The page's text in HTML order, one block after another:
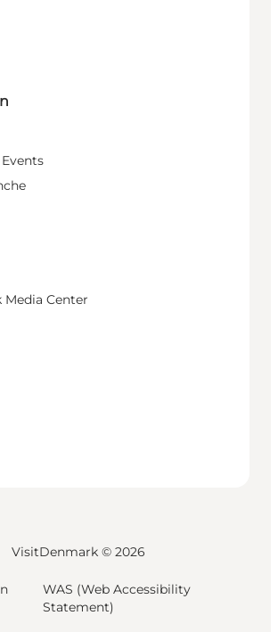
Media Center
VisitDenmark © 2026
WAS (Web Accessibility
Statement)